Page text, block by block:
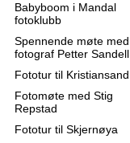
Babyboom i Mandal
fotoklubb
Spennende møte med
fotograf Petter Sandell
Fototur til Kristiansand
Fotomøte med Stig
Repstad
Fototur til Skjernøya